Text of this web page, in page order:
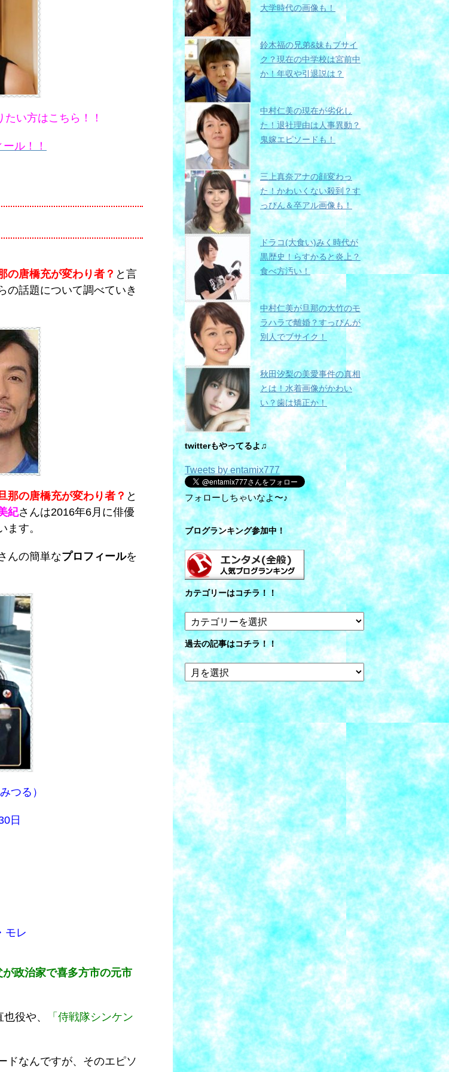
い方はこちら！！
ル！！
の唐橋充が変わり者？ と言
の話題について調べていき
那の唐橋充が変わり者？ と
紀さんは2016年6月に俳優
ます。
んの簡単なプロフィールを
つる）
日
モレ
が政治家で喜多方市の元市
役や、
「侍戦隊シンケン
ドなんですが、そのエピソ
大学時代の画像も！
鈴木福の兄弟&妹もブサイ
ク？現在の中学校は宮前中
か！年収や引退説は？
中村仁美の現在が劣化し
た！退社理由は人事異動？
鬼嫁エピソードも！
三上真奈アナの顔変わっ
た！かわいくない殺到？す
っぴん＆卒アル画像も！
ドラコ(大食い)みく時代が
黒歴史！らすかると炎上？
食べ方汚い！
中村仁美が旦那の大竹のモ
ラハラで離婚？すっぴんが
別人でブサイク！
秋田汐梨の美愛事件の真相
とは！水着画像がかわい
い？歯は矯正か！
twitterもやってるよ♫
Tweets by entamix777
フォローしちゃいなよ〜♪
ブログランキング参加中！
カテゴリーはコチラ！！
テ
ゴ
リ
ー
は
コ
チ
ラ！！
過去の記事はコチラ！！
過
去
の
記
事
は
コ
チ
ラ！！